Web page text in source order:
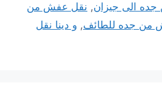
الى جيزان, نقل عفش من
من جده للطائف, و دينا نقل